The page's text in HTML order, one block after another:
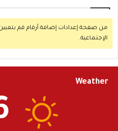
من صفحة إعدادات إضافة أرقام قم
الإجتماعية.
Weather